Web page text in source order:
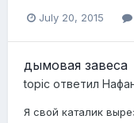
July 20, 2015
дымовая завеса
topic ответил
Я свой каталик